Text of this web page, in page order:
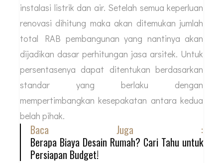
instalasi listrik dan air. Setelah semua keperluan
renovasi dihitung maka akan ditemukan jumlah
total RAB pembangunan yang nantinya akan
dijadikan dasar perhitungan jasa arsitek. Untuk
persentasenya dapat ditentukan berdasarkan
standar yang berlaku dengan
mempertimbangkan kesepakatan antara kedua
belah pihak.
Baca Juga :
Berapa Biaya Desain Rumah? Cari Tahu untuk
Persiapan Budget!